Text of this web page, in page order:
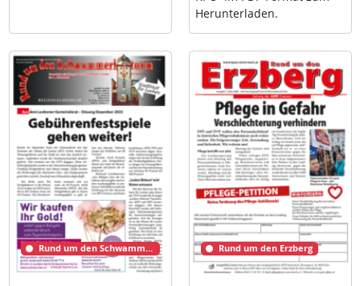
Her­un­ter­la­den.
Rund um den Schwammerlturm Rund um den Erzberg